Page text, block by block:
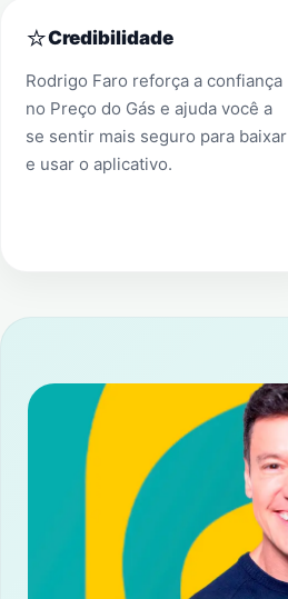
⭐Credibilidade
Rodrigo Faro reforça a confiança
no Preço do Gás e ajuda você a
se sentir mais seguro para baixar
e usar o aplicativo.